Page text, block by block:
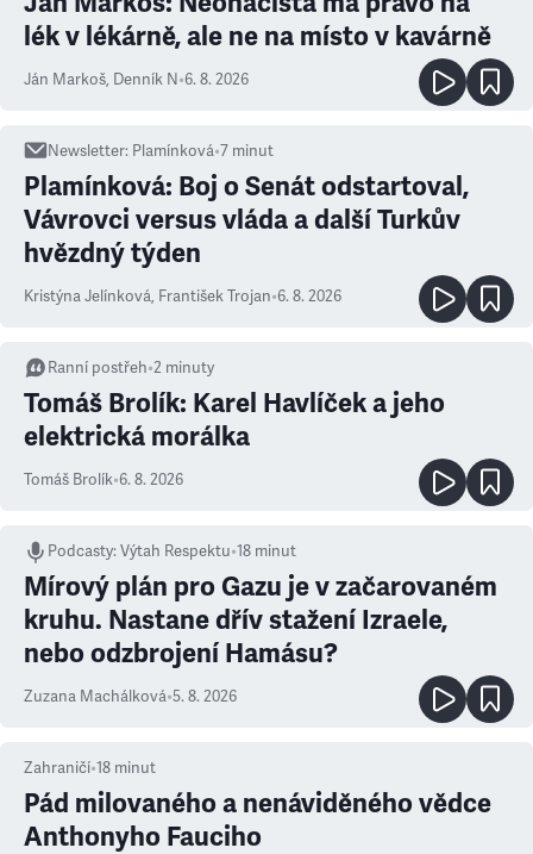
lék v lékárně, ale ne na místo v kavárně
Ján Markoš, Denník N•6. 8. 2026
Newsletter: Plamínková•7 minut
Plamínková: Boj o Senát odstartoval,
Vávrovci versus vláda a další Turkův
hvězdný týden
Kristýna Jelínková, František Trojan•6. 8. 2026
Ranní postřeh•2 minuty
Tomáš Brolík: Karel Havlíček a jeho
elektrická morálka
Tomáš Brolík•6. 8. 2026
Podcasty:Výtah Respektu•18 minut
Mírový plán pro Gazu je v začarovaném
kruhu. Nastane dřív stažení Izraele,
nebo odzbrojení Hamásu?
Zuzana Machálková•5. 8. 2026
Zahraničí•18 minut
Pád milovaného a nenáviděného vědce
Anthonyho Fauciho